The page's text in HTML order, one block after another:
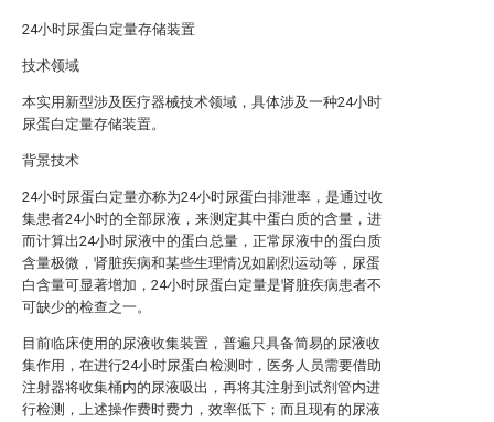
24小时尿蛋白定量存储装置
技术领域
本实用新型涉及医疗器械技术领域，具体涉及一种24小时
尿蛋白定量存储装置。
背景技术
24小时尿蛋白定量亦称为24小时尿蛋白排泄率，是通过收
集患者24小时的全部尿液，来测定其中蛋白质的含量，进
而计算出24小时尿液中的蛋白总量，正常尿液中的蛋白质
含量极微，肾脏疾病和某些生理情况如剧烈运动等，尿蛋
白含量可显著增加，24小时尿蛋白定量是肾脏疾病患者不
可缺少的检查之一。
目前临床使用的尿液收集装置，普遍只具备简易的尿液收
集作用，在进行24小时尿蛋白检测时，医务人员需要借助
注射器将收集桶内的尿液吸出，再将其注射到试剂管内进
行检测，上述操作费时费力，效率低下；而且现有的尿液